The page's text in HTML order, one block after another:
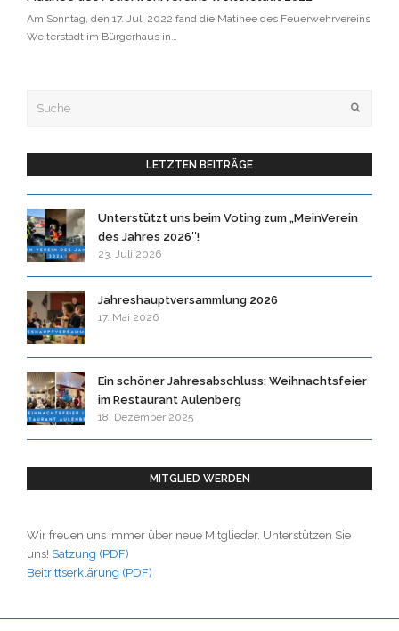
Am Sonntag, den 17. Juli 2022 fand die Matinee des Feuerwehrvereins
Weiterstadt im Bürgerhaus in…
LETZTEN BEITRÄGE
Unterstützt uns beim Voting zum „MeinVerein
des Jahres 2026″!
23. Juli 2026
Jahreshauptversammlung 2026
17. Mai 2026
Ein schöner Jahresabschluss: Weihnachtsfeier
im Restaurant Aulenberg
18. Dezember 2025
MITGLIED WERDEN
Wir freuen uns immer über neue Mitglieder. Unterstützen Sie
uns! Satzung (PDF)
Beitrittserklärung (PDF)